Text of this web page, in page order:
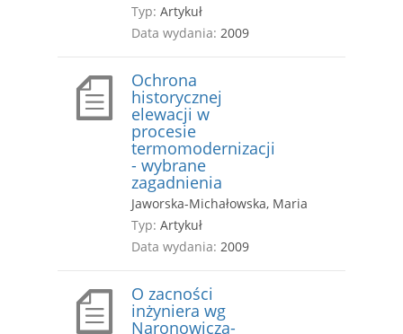
Typ: Artykuł
Data wydania: 2009
Ochrona
historycznej
elewacji w
procesie
termomodernizacji
- wybrane
zagadnienia
Jaworska-Michałowska, Maria
Typ: Artykuł
Data wydania: 2009
O zacności
inżyniera wg
Naronowicza-